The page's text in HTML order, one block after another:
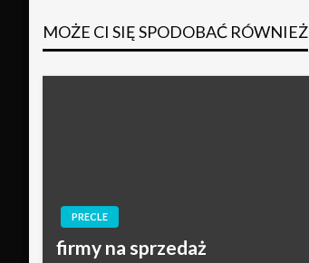
MOŻE CI SIĘ SPODOBAĆ RÓWNIEŻ
PRECLE
firmy na sprzedaż